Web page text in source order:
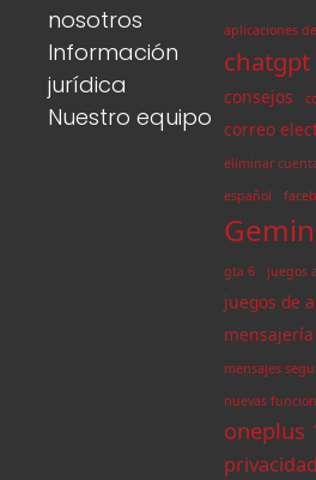
nosotros
Información
jurídica
Nuestro equipo
aplicaciones
chatgpt
consejos
correo
eliminar
español
gta 6 juegos
juegos de
mensajería
mensajes
nuevas
oneplus